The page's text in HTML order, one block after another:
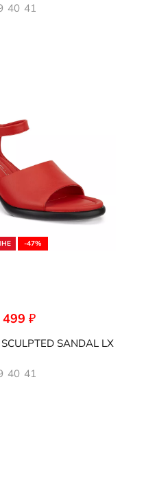
40 41
-47%
499 ₽
SCULPTED SANDAL LX
40 41